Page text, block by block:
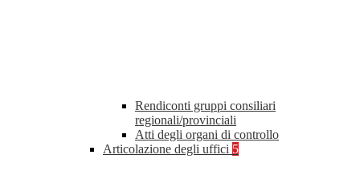
Rendiconti gruppi consiliari
regionali/provinciali
Atti degli organi di controllo
Articolazione degli uffici 5